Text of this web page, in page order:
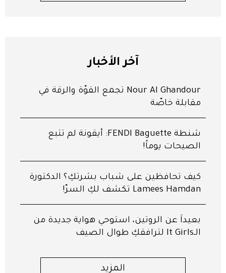
آخر الأخبار
Nour Al Ghandour تجمع القوّة والرقّة في
مقابلة خاصّة
شنطة FENDI Baguette: أيقونة لم تتّبع
الصيحات يوماً!
كيف تحافظين على شباب بشرتكِ؟ الدكتورة
Lamees Hamdan تكشف لكِ السرّ!
بعيداً عن الروتين، استوحي هواية جديدة من
الـIt Girls لترافقكِ طوال الصيف
المزيد